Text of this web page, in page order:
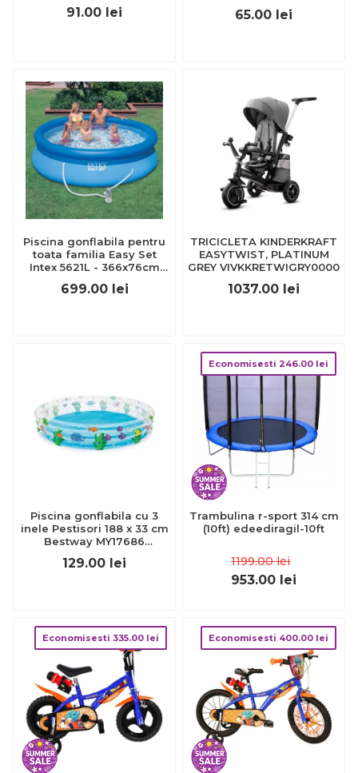
91.00 lei 65.00 lei
Piscina gonflabila pentru
toata familia Easy Set
Intex 5621L - 366x76cm
699.00 lei
TRICICLETA KINDERKRAFT
EASYTWIST, PLATINUM
GREY VIVKKRETWIGRY0000
1037.00 lei
Piscina gonflabila cu 3
inele Pestisori 188 x 33 cm
Bestway MY17686
129.00 lei
Economisesti 246.00 lei
Trambulina r-sport 314 cm
(10ft) edeediragil-10ft
1199.00 lei
953.00 lei
Economisesti 335.00 lei Economisesti 400.00 lei